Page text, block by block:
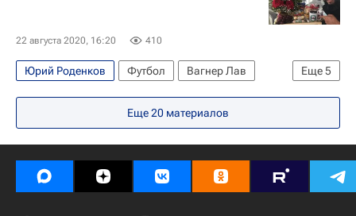
22 августа 2020, 16:20 410
Еще5
Юрий Роденков Футбол
Вагнер Лав
Интервью РИА Спорт
РПЛ 2026-2027 (Чемпионат России по футболу)
ПФК ЦСКА
Рикарду Жезус
Даниэль Карвальо
Еще20 материалов